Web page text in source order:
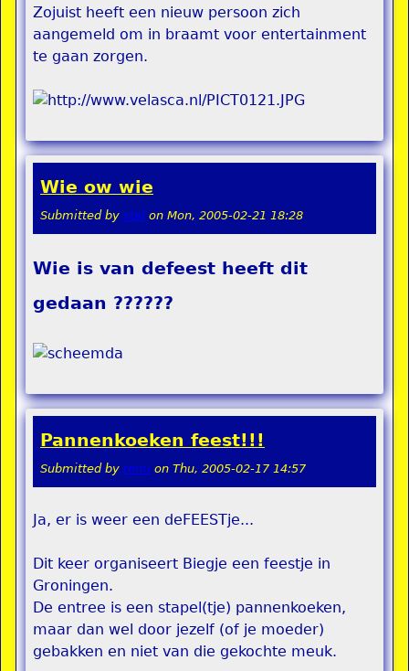
Zojuist heeft een nieuw persoon zich
aangemeld om in braamt voor entertainment
te gaan zorgen.
Wie ow wie
Submitted by stel on Mon, 2005-02-21 18:28
Wie is van defeest heeft dit
gedaan ??????
Pannenkoeken feest!!!
Submitted by remi on Thu, 2005-02-17 14:57
Ja, er is weer een deFEESTje...
Dit keer organiseert Biegje een feestje in
Groningen.
De entree is een stapel(tje) pannenkoeken,
maar dan wel door jezelf (of je moeder)
gebakken en niet van die gekochte meuk.